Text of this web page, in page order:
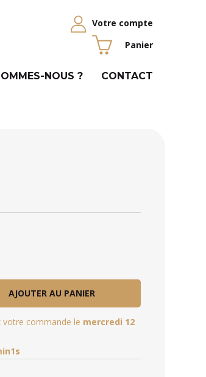
Votre compte
Panier
NOUS ? CONTACT
AJOUTER AU PANIER
commande le mercredi 12